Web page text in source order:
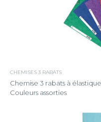
CHEMISES 3 RABATS
Chemise 3 rabats à
Couleurs assorties